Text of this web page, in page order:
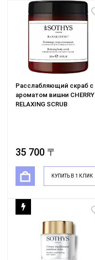
Расслабляющий скраб с
ароматом вишни CHERRY
RELAXING SCRUB
35 700 〒
КУПИТЬ В 1 КЛИК